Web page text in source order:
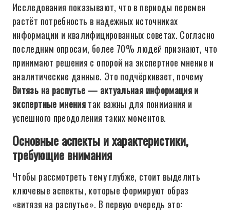
Исследования показывают, что в периоды перемен
растёт потребность в надежных источниках
информации и квалифицированных советах. Согласно
последним опросам, более 70% людей признают, что
принимают решения с опорой на экспертное мнение и
аналитические данные. Это подчёркивает, почему
Витязь на распутье — актуальная информация и
экспертные мнениятак важны для понимания и
успешного преодоления таких моментов.
Основные аспекты и характеристики,
требующие внимания
Чтобы рассмотреть тему глубже, стоит выделить
ключевые аспекты, которые формируют образ
«витязя на распутье». В первую очередь это: